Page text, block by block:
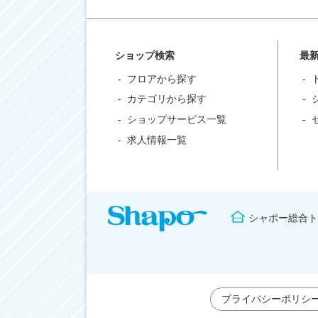
ショップ検索
フロアから探す
カテゴリから探す
ショップサービス一覧
求人情報一覧
最
シャポー総合
プライバシーポリシ